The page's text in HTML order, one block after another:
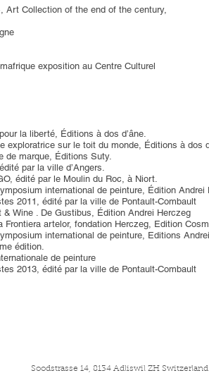
Art Collection of the end of the century,
exposition au Centre Culturel
la liberté, Éditions à dos d’âne.
exploratrice sur le toit du monde, Éditions à dos
de marque, Éditions Suty.
par la ville d’Angers.
édité par le Moulin du Roc, à Niort.
international de peinture, Édition Andrei
2011, édité par la ville de Pontault-Combault
Wine . De Gustibus, Édition Andrei Herczeg
Frontiera artelor, fondation Herczeg, Edition
international de peinture, Editions
édition.
de peinture
2013, édité par la ville de Pontault-Combault
Soodstrasse 14, 8134 Adliswil ZH